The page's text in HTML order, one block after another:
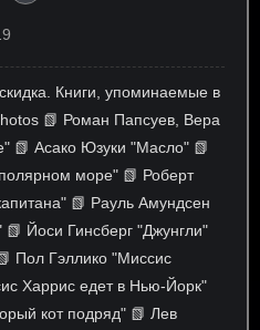
Книги, упоминаемые в
📗 Роман Папсуев, Вера
📗 Асако Юзуки "Масло" 📗
море" 📗 Роберт
📗 Рауль Амундсен
Йоси Гинсберг "Джунгли"
Пол Гэллико "Миссис
Харрис едет в Нью-Йорк"
кот подряд" 📗 Лев